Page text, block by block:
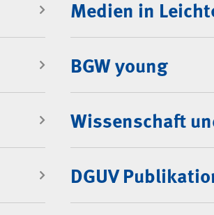
Medien in
BGW young
Wissenschaft
DGUV